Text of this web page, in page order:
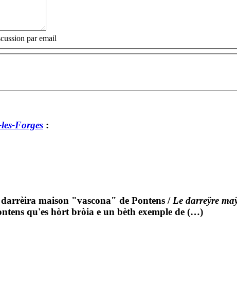
par email
Forges :
maison "vascona" de Pontens / Le darreÿre
qu'es hòrt bròia e un bèth exemple de (…)